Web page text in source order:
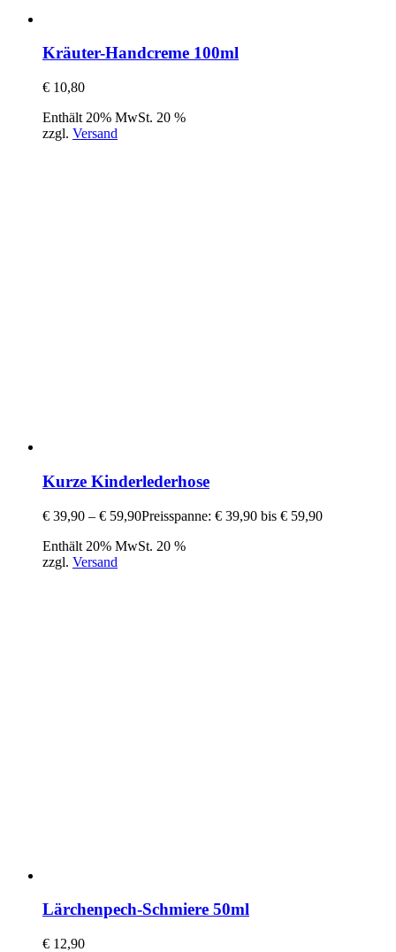
Kräuter-Handcreme 100ml
€ 10,80
Enthält 20% MwSt. 20 %
zzgl. Versand
Kurze Kinderlederhose
€ 39,90 – € 59,90Preisspanne: € 39,90 bis € 59,90
Enthält 20% MwSt. 20 %
zzgl. Versand
Lärchenpech-Schmiere 50ml
€ 12,90